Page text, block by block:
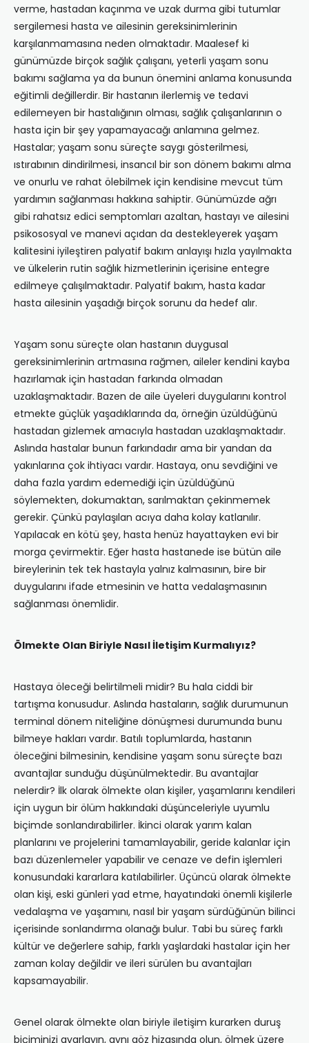
verme, hastadan kaçınma ve uzak durma gibi tutumlar
sergilemesi hasta ve ailesinin gereksinimlerinin
karşılanmamasına neden olmaktadır. Maalesef ki
günümüzde birçok sağlık çalışanı, yeterli yaşam sonu
bakımı sağlama ya da bunun önemini anlama konusunda
eğitimli değillerdir. Bir hastanın ilerlemiş ve tedavi
edilemeyen bir hastalığının olması, sağlık çalışanlarının o
hasta için bir şey yapamayacağı anlamına gelmez.
Hastalar; yaşam sonu süreçte saygı gösterilmesi,
ıstırabının dindirilmesi, insancıl bir son dönem bakımı alma
ve onurlu ve rahat ölebilmek için kendisine mevcut tüm
yardımın sağlanması hakkına sahiptir. Günümüzde ağrı
gibi rahatsız edici semptomları azaltan, hastayı ve ailesini
psikososyal ve manevi açıdan da destekleyerek yaşam
kalitesini iyileştiren palyatif bakım anlayışı hızla yayılmakta
ve ülkelerin rutin sağlık hizmetlerinin içerisine entegre
edilmeye çalışılmaktadır. Palyatif bakım, hasta kadar
hasta ailesinin yaşadığı birçok sorunu da hedef alır.
Yaşam sonu süreçte olan hastanın duygusal
gereksinimlerinin artmasına rağmen, aileler kendini kayba
hazırlamak için hastadan farkında olmadan
uzaklaşmaktadır. Bazen de aile üyeleri duygularını kontrol
etmekte güçlük yaşadıklarında da, örneğin üzüldüğünü
hastadan gizlemek amacıyla hastadan uzaklaşmaktadır.
Aslında hastalar bunun farkındadır ama bir yandan da
yakınlarına çok ihtiyacı vardır. Hastaya, onu sevdiğini ve
daha fazla yardım edemediği için üzüldüğünü
söylemekten, dokumaktan, sarılmaktan çekinmemek
gerekir. Çünkü paylaşılan acıya daha kolay katlanılır.
Yapılacak en kötü şey, hasta henüz hayattayken evi bir
morga çevirmektir. Eğer hasta hastanede ise bütün aile
bireylerinin tek tek hastayla yalnız kalmasının, bire bir
duygularını ifade etmesinin ve hatta vedalaşmasının
sağlanması önemlidir.
Ölmekte Olan Biriyle Nasıl İletişim Kurmalıyız?
Hastaya öleceği belirtilmeli midir? Bu hala ciddi bir
tartışma konusudur. Aslında hastaların, sağlık durumunun
terminal dönem niteliğine dönüşmesi durumunda bunu
bilmeye hakları vardır. Batılı toplumlarda, hastanın
öleceğini bil­mesinin, kendisine yaşam sonu süreçte bazı
avantajlar sunduğu düşünülmektedir. Bu avantajlar
nelerdir? İlk olarak ölmekte olan kişiler, yaşamlarını kendileri
için uygun bir ölüm hakkındaki düşünceleriyle uyumlu
biçimde sonlandırabilirler. İkinci olarak yarım kalan
planlarını ve projelerini tamamlayabilir, geride kalanlar için
bazı düzenlemeler yapabilir ve cenaze ve defin işlemleri
konu­sundaki kararlara katılabilirler. Üçüncü olarak ölmekte
olan kişi, eski günleri yad etme, hayatındaki önemli kişilerle
vedalaşma ve yaşamını, nasıl bir yaşam sürdüğü­nün bilinci
içerisinde sonlandırma olanağı bulur. Tabi bu süreç farklı
kültür ve değerlere sahip, farklı yaşlardaki hastalar için her
zaman kolay değildir ve ileri sürülen bu avantajları
kapsamayabilir.
Genel olarak ölmekte olan biriyle iletişim kurarken duruş
biçiminizi ayarlayın, aynı göz hizasında olun, ölmek üzere